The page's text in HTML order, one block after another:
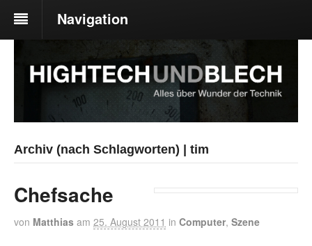
Navigation
Archiv (nach Schlagworten) | tim
Chefsache
von Matthias am 25. August 2011 in Computer, Szene